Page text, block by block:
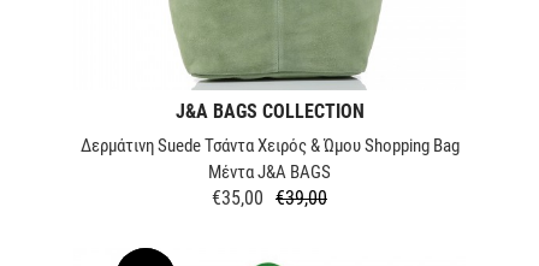
J&A BAGS COLLECTION
Δερμάτινη Suede Τσάντα Χειρός & Ώμου Shopping Bag
Μέντα J&A BAGS
Κανονική
€39,00
Τιμή
€35,00